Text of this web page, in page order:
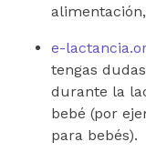
e-
tengas
durante la
bebé (por
para bebés).